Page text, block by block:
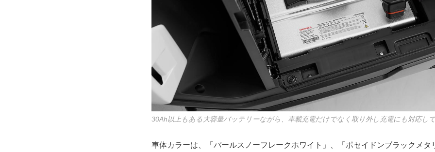
30Ah以上もある大容量バッテリーながら、車載充電だけでなく取り外し充電にも対応し
車体カラーは、「パールスノーフレークホワイト」、「ポセイドンブラックメタ